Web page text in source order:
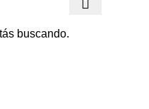
buscando.